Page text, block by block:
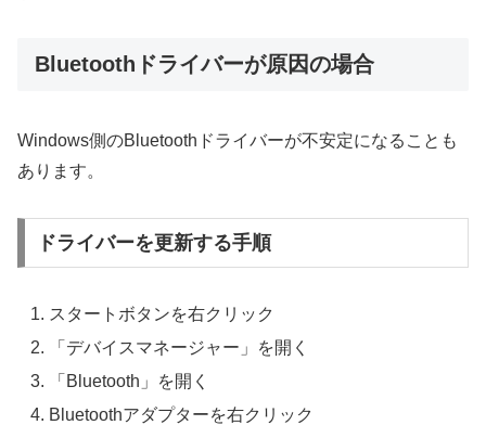
Bluetoothドライバーが原因の場合
Windows側のBluetoothドライバーが不安定になることも
あります。
ドライバーを更新する手順
スタートボタンを右クリック
「デバイスマネージャー」を開く
「Bluetooth」を開く
Bluetoothアダプターを右クリック